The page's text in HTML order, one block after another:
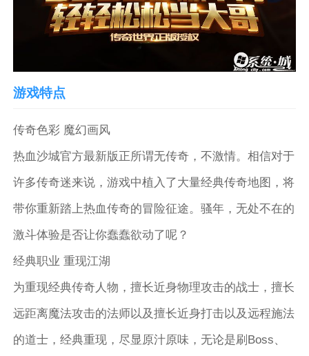
游戏特点
传奇色彩 魔幻画风
热血沙城官方最新版正所谓无传奇，不激情。相信对于
许多传奇迷来说，游戏中植入了大量经典传奇地图，将
带你重新踏上热血传奇的冒险征途。骚年，无处不在的
激斗体验是否让你蠢蠢欲动了呢？
经典职业 重现江湖
为重现经典传奇人物，擅长近身物理攻击的战士，擅长
远距离魔法攻击的法师以及擅长近身打击以及远程施法
的道士，经典重现，尽显原汁原味，无论是刷Boss、